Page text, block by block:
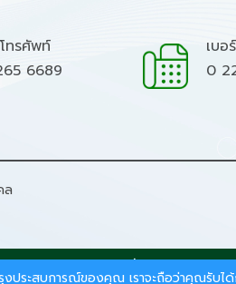
ทรศัพท์
6689
เบอ
0
ล
ากรธรรมชาติและสิ่งแวดล้อม.
งประสบการณ์ของคุณ เราจะถือว่าคุณรับ